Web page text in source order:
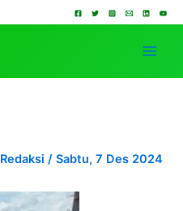
Redaksi / Sabtu, 7 Des 2024